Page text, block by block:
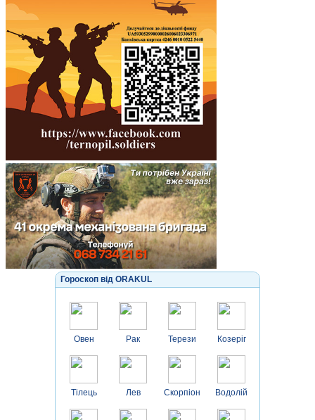
Гороскоп від ORAKUL
Овен
Тілець
Рак
Лев
Терези
Скорпіон
Козеріг
Водолій